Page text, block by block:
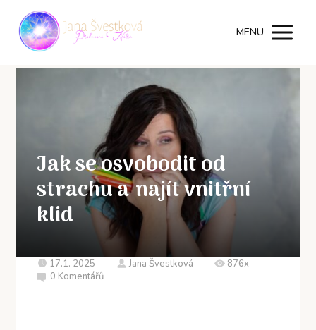
MENU
Jak se osvobodit od
strachu a najít vnitřní
klid
17.1. 2025 Jana Švestková
876x
0 Komentářů